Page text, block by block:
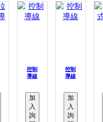
控制
導線
加
入
詢
控制
導線
加
入
詢